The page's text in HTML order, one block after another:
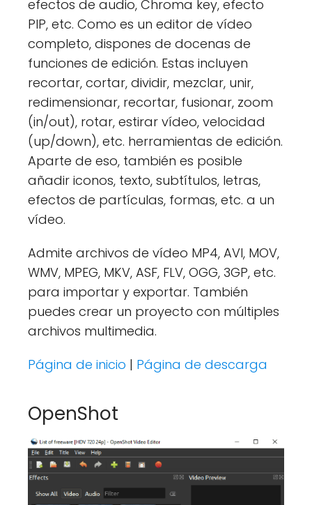
efectos de audio, Chroma key, efecto
PIP, etc. Como es un editor de vídeo
completo, dispones de docenas de
funciones de edición. Estas incluyen
recortar, cortar, dividir, mezclar, unir,
redimensionar, recortar, fusionar, zoom
(in/out), rotar, estirar vídeo, velocidad
(up/down), etc. herramientas de edición.
Aparte de eso, también es posible
añadir iconos, texto, subtítulos, letras,
efectos de partículas, formas, etc. a un
vídeo.
Admite archivos de vídeo MP4, AVI, MOV,
WMV, MPEG, MKV, ASF, FLV, OGG, 3GP, etc.
para importar y exportar. También
puedes crear un proyecto con múltiples
archivos multimedia.
Página de inicio | Página de descarga
OpenShot